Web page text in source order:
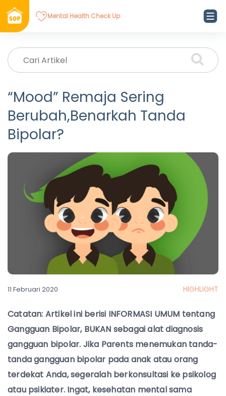
Mental Health Check Up
“Mood” Remaja Sering
Berubah,Benarkah Tanda
Bipolar?
11 Februari 2020 HIGHLIGHT
Catatan: Artikel ini berisi INFORMASI UMUM tentang
Gangguan Bipolar, BUKAN sebagai alat diagnosis
gangguan bipolar. Jika Parents menemukan tanda-
tanda gangguan bipolar pada anak atau orang
terdekat Anda, segeralah berkonsultasi ke psikolog
atau psikiater. Ingat, kesehatan mental sama